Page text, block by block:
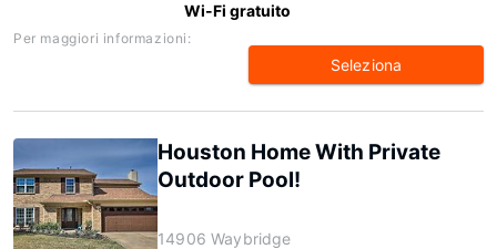
Wi-Fi gratuito
Per maggiori informazioni:
Seleziona
Houston Home With Private
Outdoor Pool!
14906 Waybridge